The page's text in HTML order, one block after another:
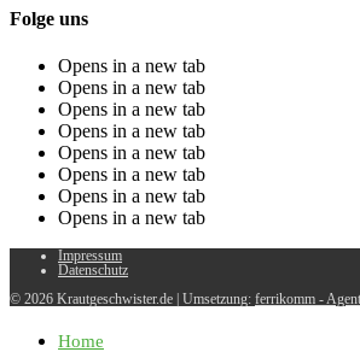
Folge uns
Opens in a new tab
Opens in a new tab
Opens in a new tab
Opens in a new tab
Opens in a new tab
Opens in a new tab
Opens in a new tab
Opens in a new tab
Impressum
Datenschutz
© 2026 Krautgeschwister.de | Umsetzung: ferrikomm -
Home